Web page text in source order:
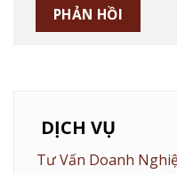
DỊCH VỤ
Tư Vấn Doanh